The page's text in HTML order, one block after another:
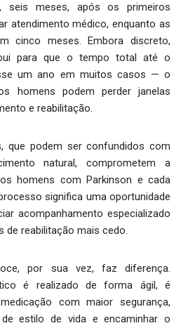
seis meses, após os primeiros
atendimento médico, enquanto as
cinco meses. Embora discreto,
para que o tempo total até o
um ano em muitos casos — o
homens podem perder janelas
e reabilitação.
que podem ser confundidos com
natural, comprometem a
homens com Parkinson e cada
significa uma oportunidade
acompanhamento especializado
de reabilitação mais cedo.
por sua vez, faz diferença.
é realizado de forma ágil, é
com maior segurança,
estilo de vida e encaminhar o